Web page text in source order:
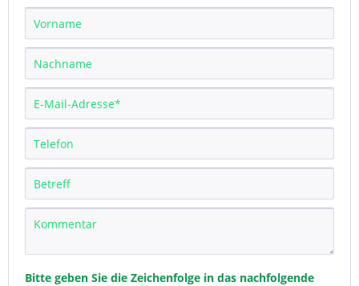
Bitte geben Sie die Zeichenfolge in das nachfolgende